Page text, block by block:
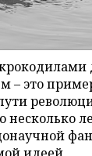
– это
несколько